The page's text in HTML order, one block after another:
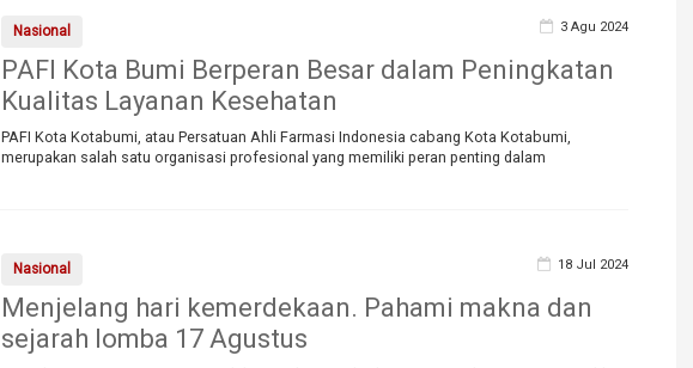
Nasional 3 Agu 2024
PAFI Kota Bumi Berperan Besar dalam Peningkatan
Kualitas Layanan Kesehatan
PAFI Kota Kotabumi, atau Persatuan Ahli Farmasi Indonesia cabang Kota Kotabumi,
merupakan salah satu organisasi profesional yang memiliki peran penting dalam
Nasional 18 Jul 2024
Menjelang hari kemerdekaan. Pahami makna dan
sejarah lomba 17 Agustus